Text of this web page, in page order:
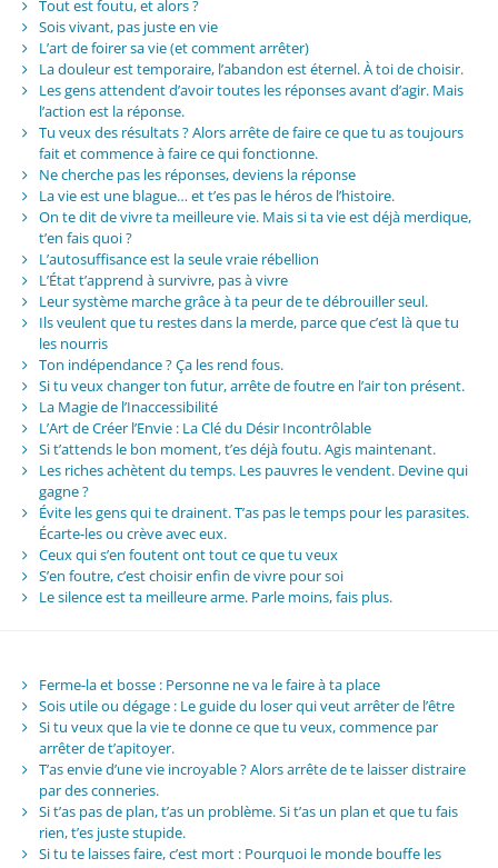
Tout est foutu, et alors ?
Sois vivant, pas juste en vie
L’art de foirer sa vie (et comment arrêter)
La douleur est temporaire, l’abandon est éternel. À toi de choisir.
Les gens attendent d’avoir toutes les réponses avant d’agir. Mais
l’action est la réponse.
Tu veux des résultats ? Alors arrête de faire ce que tu as toujours
fait et commence à faire ce qui fonctionne.
Ne cherche pas les réponses, deviens la réponse
La vie est une blague… et t’es pas le héros de l’histoire.
On te dit de vivre ta meilleure vie. Mais si ta vie est déjà merdique,
t’en fais quoi ?
L’autosuffisance est la seule vraie rébellion
L’État t’apprend à survivre, pas à vivre
Leur système marche grâce à ta peur de te débrouiller seul.
Ils veulent que tu restes dans la merde, parce que c’est là que tu
les nourris
Ton indépendance ? Ça les rend fous.
Si tu veux changer ton futur, arrête de foutre en l’air ton présent.
La Magie de l’Inaccessibilité
L’Art de Créer l’Envie : La Clé du Désir Incontrôlable
Si t’attends le bon moment, t’es déjà foutu. Agis maintenant.
Les riches achètent du temps. Les pauvres le vendent. Devine qui
gagne ?
Évite les gens qui te drainent. T’as pas le temps pour les parasites.
Écarte-les ou crève avec eux.
Ceux qui s’en foutent ont tout ce que tu veux
S’en foutre, c’est choisir enfin de vivre pour soi
Le silence est ta meilleure arme. Parle moins, fais plus.
Ferme-la et bosse : Personne ne va le faire à ta place
Sois utile ou dégage : Le guide du loser qui veut arrêter de l’être
Si tu veux que la vie te donne ce que tu veux, commence par
arrêter de t’apitoyer.
T’as envie d’une vie incroyable ? Alors arrête de te laisser distraire
par des conneries.
Si t’as pas de plan, t’as un problème. Si t’as un plan et que tu fais
rien, t’es juste stupide.
Si tu te laisses faire, c’est mort : Pourquoi le monde bouffe les